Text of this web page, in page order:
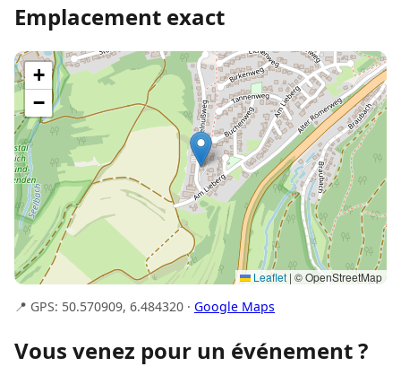
Emplacement exact
+
−
Leaflet | © OpenStreetMap
📍 GPS: 50.570909, 6.484320 · Google Maps
Vous venez pour un événement ?